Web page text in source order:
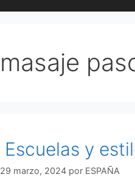
masaje
Escuelas y
29 marzo, 2024 por ESPAÑA